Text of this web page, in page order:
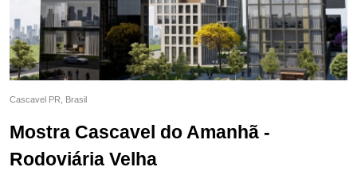
Cascavel PR, Brasil
Mostra Cascavel do Amanhã -
Rodoviária Velha